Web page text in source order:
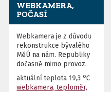
WEBKAMERA,
POČASÍ
Webkamera je z důvodu
rekonstrukce bývalého
MěÚ na nám. Republiky
dočasně mimo provoz.
aktuální teplota 19,3 oC
webkamera, teploměr,